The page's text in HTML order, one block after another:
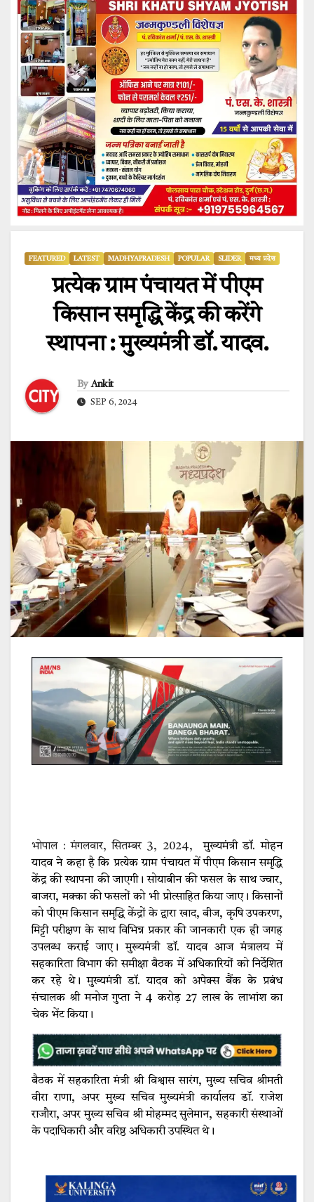
FEATURED LATEST MADHYAPRADESH POPULAR SLIDER मध्य प्रदेश
प्रत्येक ग्राम पंचायत में पीएम
किसान समृद्धि केंद्र की करेंगे
स्थापना : मुख्यमंत्री डॉ. यादव.
By Ankit
SEP 6, 2024
भोपाल : मंगलवार, सितम्बर 3, 2024,मुख्यमंत्री डॉ. मोहन
यादव ने कहा है कि प्रत्येक ग्राम पंचायत में पीएम किसान समृद्धि
केंद्र की स्थापना की जाएगी। सोयाबीन की फसल के साथ ज्वार,
बाजरा, मक्का की फसलों को भी प्रोत्साहित किया जाए। किसानों
को पीएम किसान समृद्धि केंद्रों के द्वारा खाद, बीज, कृषि उपकरण,
मिट्टी परीक्षण के साथ विभिन्न प्रकार की जानकारी एक ही जगह
उपलब्ध कराई जाए। मुख्यमंत्री डॉ. यादव आज मंत्रालय में
सहकारिता विभाग की समीक्षा बैठक में अधिकारियों को निर्देशित
कर रहे थे। मुख्यमंत्री डॉ. यादव को अपेक्स बैंक के प्रबंध
संचालक श्री मनोज गुप्ता ने 4 करोड़ 27 लाख के लाभांश का
चेक भेंट किया।
बैठक में सहकारिता मंत्री श्री विश्वास सारंग, मुख्य सचिव श्रीमती
वीरा राणा, अपर मुख्य सचिव मुख्यमंत्री कार्यालय डॉ. राजेश
राजौरा, अपर मुख्य सचिव श्री मोहम्मद सुलेमान, सहकारी संस्थाओं
के पदाधिकारी और वरिष्ठ अधिकारी उपस्थित थे।